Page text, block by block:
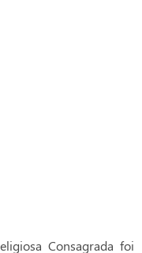
Consagrada foi